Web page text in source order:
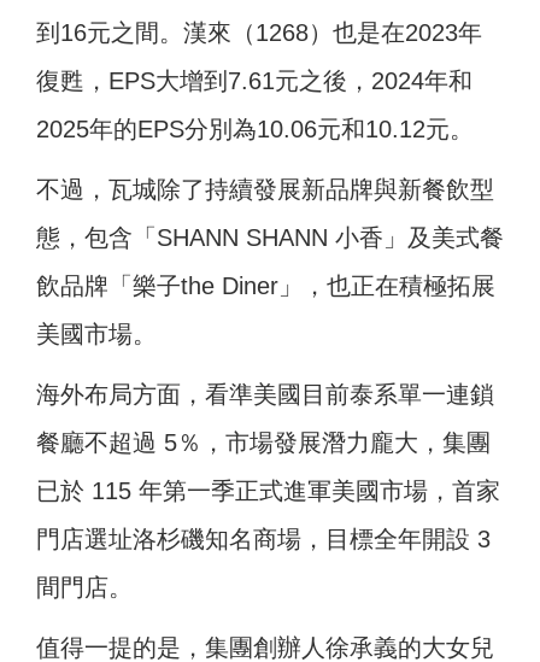
到16元之間。漢來（1268）也是在2023年
復甦，EPS大增到7.61元之後，2024年和
2025年的EPS分別為10.06元和10.12元。
不過，瓦城除了持續發展新品牌與新餐飲型
態，包含「SHANN SHANN 小香」及美式餐
飲品牌「樂子the Diner」，也正在積極拓展
美國市場。
海外布局方面，看準美國目前泰系單一連鎖
餐廳不超過 5％，市場發展潛力龐大，集團
已於 115 年第一季正式進軍美國市場，首家
門店選址洛杉磯知名商場，目標全年開設 3
間門店。
值得一提的是，集團創辦人徐承義的大女兒